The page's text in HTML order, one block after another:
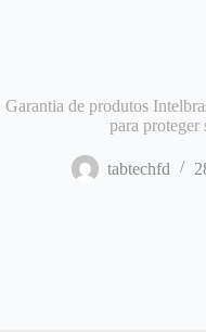
Garantia de produtos
para proteger
tabtechfd